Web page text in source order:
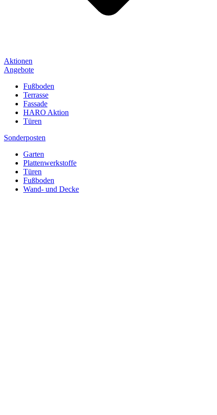
Aktionen
Angebote
Fußboden
Terrasse
Fassade
HARO Aktion
Türen
Sonderposten
Garten
Plattenwerkstoffe
Türen
Fußboden
Wand- und Decke